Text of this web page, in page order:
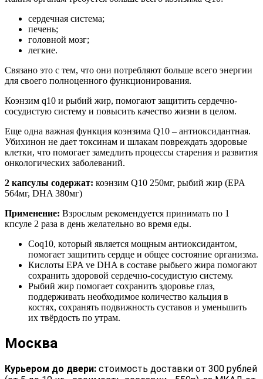
сердечная система;
печень;
головной мозг;
легкие.
Связано это с тем, что они потребляют больше всего энергии
для своего полноценного функционирования.
Коэнзим q10 и рыбий жир, помогают защитить сердечно-
сосудистую систему и повысить качество жизни в целом.
Еще одна важная функция коэнзима Q10 – антиоксидантная.
Убихинон не дает токсинам и шлакам повреждать здоровые
клетки, что помогает замедлить процессы старения и развития
онкологических заболеваний.
2 капсулы содержат: коэнзим Q10 250мг, рыбий жир (EPA
564мг, DHA 380мг)
Применение: Взрослым рекомендуется принимать по 1
кпсуле 2 раза в день желательно во время еды.
Coq10, который является мощным антиоксидантом,
помогает защитить сердце и общее состояние организма.
Кислоты EPA ve DHA в составе рыбьего жира помогают
сохранить здоровой сердечно-сосудистую систему.
Рыбий жир помогает сохранить здоровье глаз,
поддерживать необходимое количество кальция в
костях, сохранять подвижность суставов и уменьшить
их твёрдость по утрам.
Москва
Курьером до двери: стоимость доставки от 300 рублей